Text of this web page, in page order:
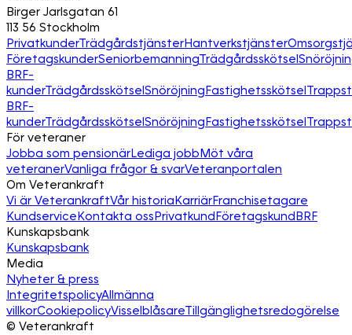
Birger Jarlsgatan 61
113 56 Stockholm
PrivatkunderTrädgårdstjänsterHantverkstjänster
FöretagskunderSeniorbemanningTrädgårdsskötsel
BRF-
kunderTrädgårdsskötselSnöröjningFastighetsskötsel
BRF-
kunderTrädgårdsskötselSnöröjningFastighetsskötsel
För veteraner
Jobba som pensionärLediga jobbMöt våra
veteranerVanliga frågor & svarVeteranportalen
Om Veterankraft
Vi är VeterankraftVår historiaKarriärFranchisetagare
KundserviceKontakta ossPrivatkundFöretagskundBRF
Kunskapsbank
Kunskapsbank
Media
Nyheter & press
IntegritetspolicyAllmänna
villkorCookiepolicyVisselblåsareTillgänglighetsredogörelse
© Veterankraft